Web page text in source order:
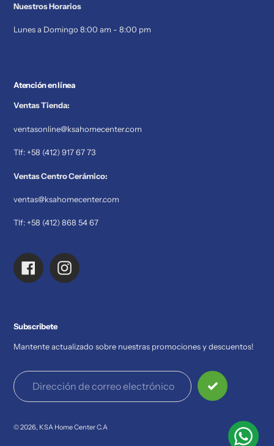
Nuestros Horarios
Lunes a Domingo 8:00 am - 8:00 pm
Atención en línea
Ventas Tienda:
ventasonline@ksahomecenter.com
Tlf: +58 (412) 917 67 73
Ventas Centro Cerámico:
ventas@ksahomecenter.com
Tlf: +58 (412) 868 54 67
FacebookInstagram
Subscribete
Mantente actualizado sobre nuestras promociones y descuentos!
© 2026, KSA Home Center C.A